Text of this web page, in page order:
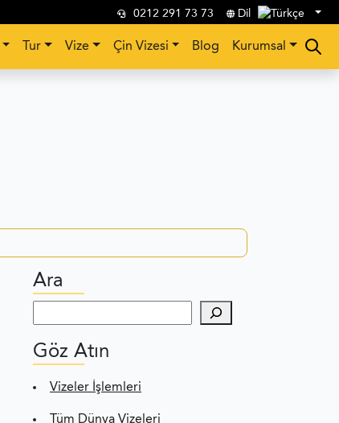
0212 291 73 73 Dil
Tur Vize Çin Vizesi Blog Kurumsal
Ara
Göz Atın
Vizeler İşlemleri
Tüm Dünya Vizeleri